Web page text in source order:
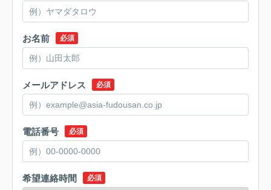
お名前 必須
メールアドレス 必須
電話番号 必須
希望連絡時間 必須